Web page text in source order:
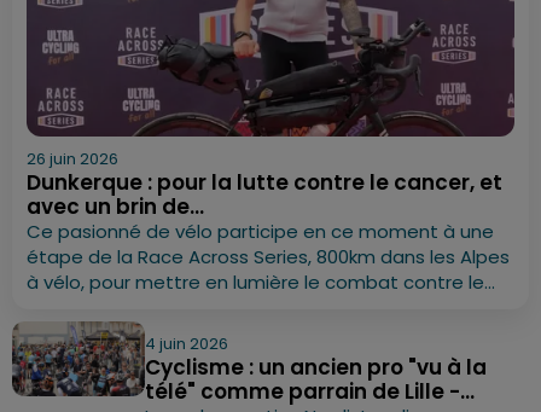
26 juin 2026
Dunkerque : pour la lutte contre le cancer, et
avec un brin de...
Ce pasionné de vélo participe en ce moment à une
étape de la Race Across Series, 800km dans les Alpes
à vélo, pour mettre en lumière le combat contre le...
4 juin 2026
Cyclisme : un ancien pro "vu à la
télé" comme parrain de Lille -...